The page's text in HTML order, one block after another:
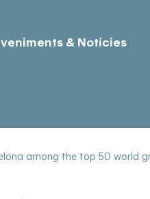
& Notícies
among the top 50 world